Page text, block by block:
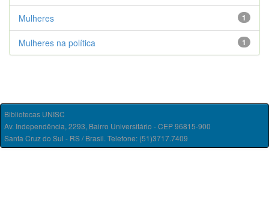
1
Mulheres
1
Mulheres na política
Bibliotecas UNISC
Av. Independência, 2293, Bairro Universitário - CEP 96815-900
Santa Cruz do Sul - RS / Brasil. Telefone: (51)3717.7409